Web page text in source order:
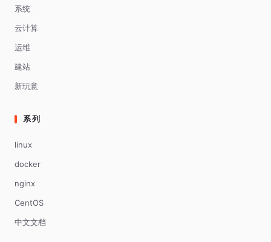
系统
云计算
运维
建站
新玩意
系列
linux
docker
nginx
CentOS
中文文档